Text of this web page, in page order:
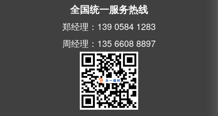
全国统一服务热线
郑经理：139 0584 1283
周经理：135 6608 8897